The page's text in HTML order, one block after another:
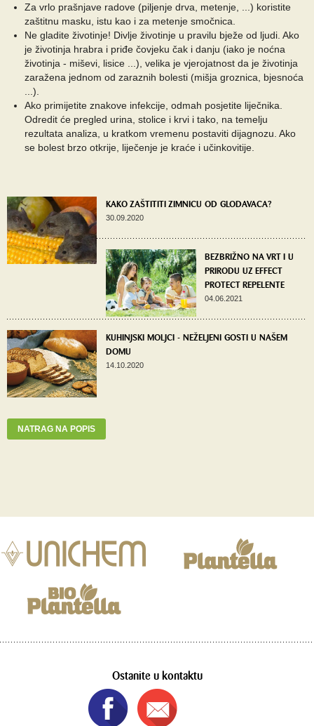
Za vrlo prašnjave radove (piljenje drva, metenje, ...) koristite
zaštitnu masku, istu kao i za metenje smočnica.
Ne gladite životinje! Divlje životinje u pravilu bježe od ljudi. Ako
je životinja hrabra i priđe čovjeku čak i danju (iako je noćna
životinja - miševi, lisice ...), velika je vjerojatnost da je životinja
zaražena jednom od zaraznih bolesti (mišja groznica, bjesnoća
...).
Ako primijetite znakove infekcije, odmah posjetite liječnika.
Odredit će pregled urina, stolice i krvi i tako, na temelju
rezultata analiza, u kratkom vremenu postaviti dijagnozu. Ako
se bolest brzo otkrije, liječenje je kraće i učinkovitije.
KAKO ZAŠTITITI ZIMNICU OD GLODAVACA?
30.09.2020
BEZBRIŽNO NA VRT I U
PRIRODU UZ EFFECT
PROTECT REPELENTE
04.06.2021
KUHINJSKI MOLJCI - NEŽELJENI GOSTI U NAŠEM
DOMU
14.10.2020
NATRAG NA POPIS
Ostanite u kontaktu